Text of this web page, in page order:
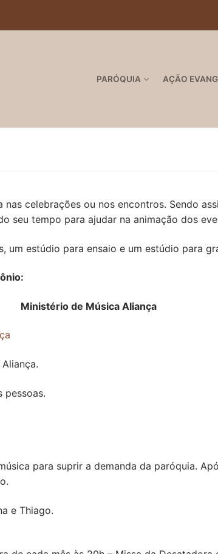
PARÓQUIA AÇÃO
celebrações ou nos encontros. Sendo
seu tempo para ajudar na animação dos
estúdio para ensaio e um estúdio para
Ministério de Música Aliança
pessoas.
para suprir a demanda da paróquia.
e Thiago.